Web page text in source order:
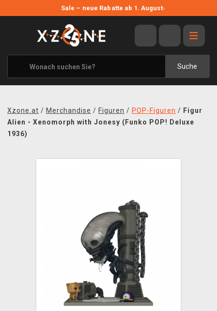
Sale – neue Rabatte ab 1. August›
Suche
ANGEBOTE
ALLE MARKEN
XZONE ORIGINALS
KLEIDUNG & ACCESSOIRES
BÜCHER & COMICS
Xzone.at / Merchandise / Figuren / POP-Figuren / Figur
Alien - Xenomorph with Jonesy (Funko POP! Deluxe
1936)